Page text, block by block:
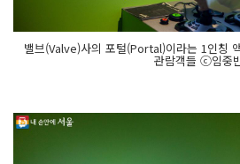
밸브(Valve)사의 포털(Portal)이라는 1인칭
관람객들 ⓒ임중